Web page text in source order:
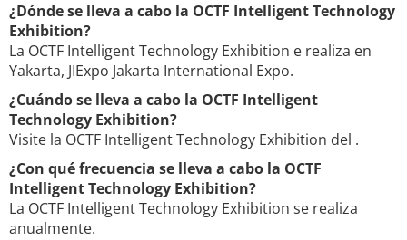
¿Dónde se lleva a cabo la OCTF Intelligent Technology
Exhibition?
La OCTF Intelligent Technology Exhibition e realiza en
Yakarta, JIExpo Jakarta International Expo.
¿Cuándo se lleva a cabo la OCTF Intelligent
Technology Exhibition?
Visite la OCTF Intelligent Technology Exhibition del .
¿Con qué frecuencia se lleva a cabo la OCTF
Intelligent Technology Exhibition?
La OCTF Intelligent Technology Exhibition se realiza
anualmente.